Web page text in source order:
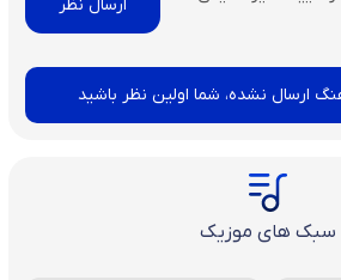
ارسال نشده، شما اولین نظر باشید
سبک های موزیک